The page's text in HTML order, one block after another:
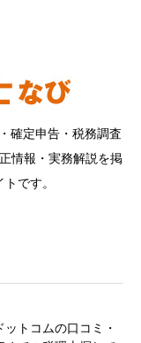
確定申告・税務調査
情報・実務解説を掲
です。
ットコムの口コミ・